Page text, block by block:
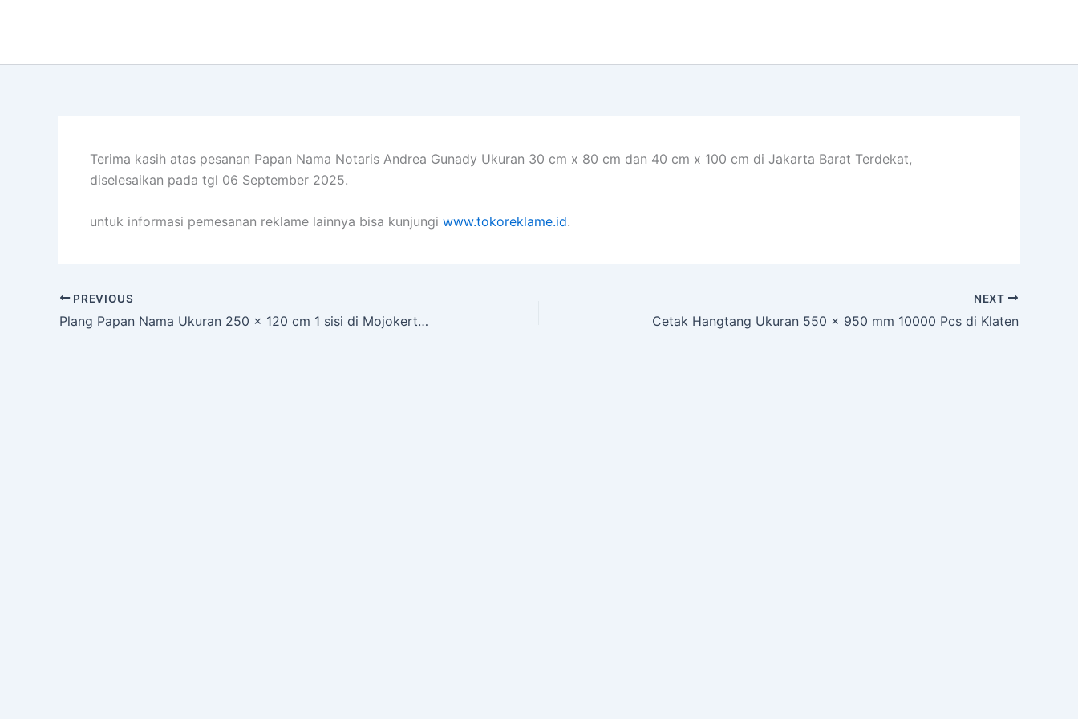
Terima kasih atas pesanan Papan Nama Notaris Andrea Gunady Ukuran 30 cm x 80 cm dan 40 cm x 100 cm di Jakarta Barat Terdekat,
diselesaikan pada tgl 06 September 2025.
untuk informasi pemesanan reklame lainnya bisa kunjungi www.tokoreklame.id.
PREVIOUS
Plang Papan Nama Ukuran 250 x 120 cm 1 sisi di Mojokerto Terdekat
NEXT
Cetak Hangtang Ukuran 550 x 950 mm 10000 Pcs di Klaten